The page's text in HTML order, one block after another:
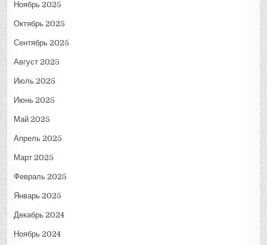
Ноябрь 2025
Октябрь 2025
Сентябрь 2025
Август 2025
Июль 2025
Июнь 2025
Май 2025
Апрель 2025
Март 2025
Февраль 2025
Январь 2025
Декабрь 2024
Ноябрь 2024